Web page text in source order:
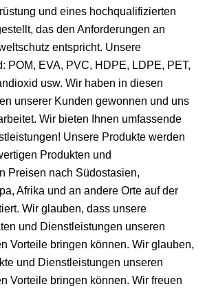
und eines hochqualifizierten
das den Anforderungen an
entspricht. Unsere
POM, EVA, PVC, HDPE, LDPE, PET,
usw. Wir haben in diesen
unserer Kunden gewonnen und uns
Wir bieten Ihnen umfassende
Unsere Produkte werden
Produkten und
Preisen nach Südostasien,
Afrika und an andere Orte auf der
Wir glauben, dass unsere
und Dienstleistungen unseren
Vorteile bringen können. Wir glauben,
und Dienstleistungen unseren
Vorteile bringen können. Wir freuen